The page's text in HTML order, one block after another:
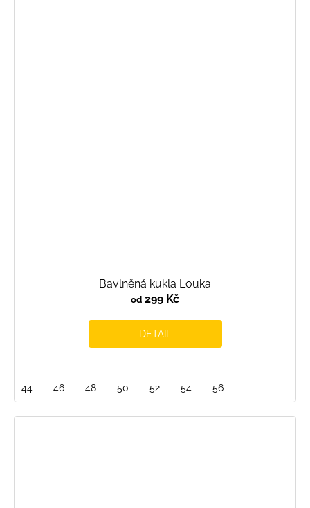
Bavlněná kukla Louka
od 299 Kč
DETAIL
44 46 48 50 52 54 56